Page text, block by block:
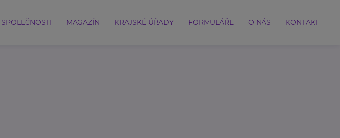
SPOLEČNOSTI MAGAZÍN KRAJSKÉ ÚŘADY FORMULÁŘE O NÁS KONTAKT